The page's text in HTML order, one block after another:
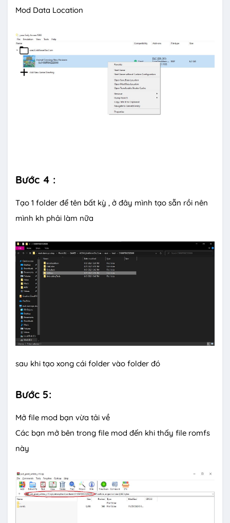
Mod Data Location
Bước 4 :
Tạo 1 folder để tên bất kỳ , ở đây mình tạo sẵn rồi nên
mình kh phải làm nữa
sau khi tạo xong cái folder vào folder đó
Bước 5:
Mở file mod bạn vừa tải về
Các bạn mở bên trong file mod đến khi thấy file romfs
này